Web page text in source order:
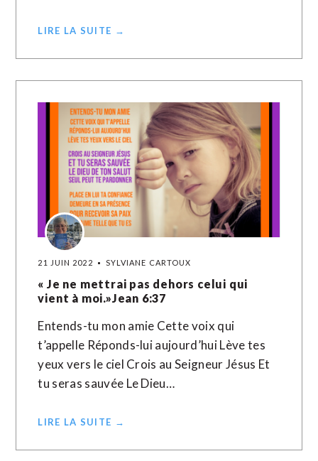
LIRE LA SUITE →
21 JUIN 2022 SYLVIANE CARTOUX
« Je ne mettrai pas dehors celui qui
vient à moi.»Jean‬ ‭6:37
Entends-tu mon amie Cette voix qui
t’appelle Réponds-lui aujourd’hui Lève tes
yeux vers le ciel Crois au Seigneur Jésus Et
tu seras sauvée Le Dieu…
LIRE LA SUITE →